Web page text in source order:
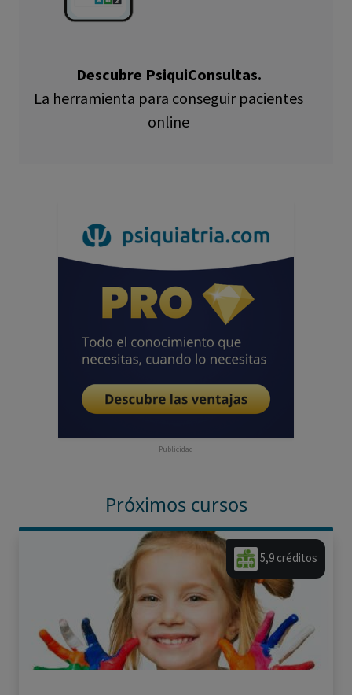
Descubre PsiquiConsultas.
La herramienta para conseguir pacientes
online
Publicidad
Próximos cursos
5,9 créditos